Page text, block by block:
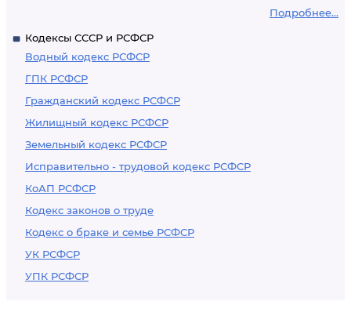
Подробнее...
Кодексы СССР и РСФСР
Водный кодекс РСФСР
ГПК РСФСР
Гражданский кодекс РСФСР
Жилищный кодекс РСФСР
Земельный кодекс РСФСР
Исправительно - трудовой кодекс РСФСР
КоАП РСФСР
Кодекс законов о труде
Кодекс о браке и семье РСФСР
УК РСФСР
УПК РСФСР